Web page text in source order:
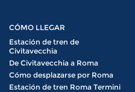
CÓMO LLEGAR
Estación de tren de
Civitavecchia
De Civitavecchia a Roma
Cómo desplazarse por Roma
Estación de tren Roma Termini